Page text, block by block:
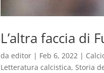
L’altra faccia di
daeditor | Feb 6, 2022 |
Letteratura calcistica,Storia